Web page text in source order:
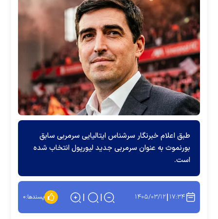
طبق اعلام خبرنگار سرشناس ایتالیایی سرمربی سابق
بورنموث به عنوان سرمربی جدید لیورپول انتخاب شده
است.
۱۷:۳۴ ۱۴۰۵/۰۳/۱۲ پسندها:۰